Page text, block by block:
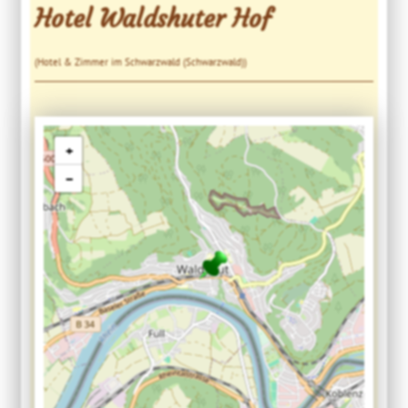
Hotel Waldshuter Hof
(Hotel & Zimmer im Schwarzwald (Schwarzwald))
+
−